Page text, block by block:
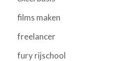
films maken
freelancer
fury rijschool